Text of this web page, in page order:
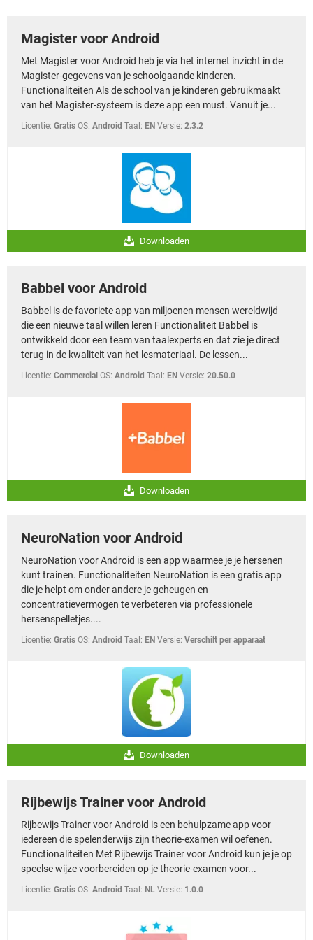
Magister voor Android
Met Magister voor Android heb je via het internet inzicht in de
Magister-gegevens van je schoolgaande kinderen.
Functionaliteiten Als de school van je kinderen gebruikmaakt
van het Magister-systeem is deze app een must. Vanuit je...
Licentie: Gratis OS: Android Taal: EN Versie: 2.3.2
Downloaden
Babbel voor Android
Babbel is de favoriete app van miljoenen mensen wereldwijd
die een nieuwe taal willen leren Functionaliteit Babbel is
ontwikkeld door een team van taalexperts en dat zie je direct
terug in de kwaliteit van het lesmateriaal. De lessen...
Licentie: Commercial OS: Android Taal: EN Versie: 20.50.0
Downloaden
NeuroNation voor Android
NeuroNation voor Android is een app waarmee je je hersenen
kunt trainen. Functionaliteiten NeuroNation is een gratis app
die je helpt om onder andere je geheugen en
concentratievermogen te verbeteren via professionele
hersenspelletjes....
Licentie: Gratis OS: Android Taal: EN Versie: Verschilt per apparaat
Downloaden
Rijbewijs Trainer voor Android
Rijbewijs Trainer voor Android is een behulpzame app voor
iedereen die spelenderwijs zijn theorie-examen wil oefenen.
Functionaliteiten Met Rijbewijs Trainer voor Android kun je je op
speelse wijze voorbereiden op je theorie-examen voor...
Licentie: Gratis OS: Android Taal: NL Versie: 1.0.0